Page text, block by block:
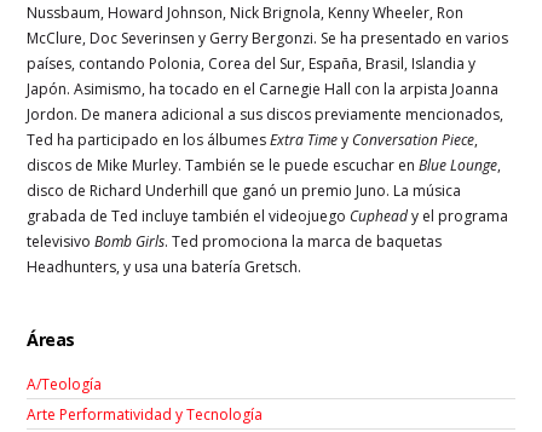
Nussbaum, Howard Johnson, Nick Brignola, Kenny Wheeler, Ron
McClure, Doc Severinsen y Gerry Bergonzi. Se ha presentado en varios
países, contando Polonia, Corea del Sur, España, Brasil, Islandia y
Japón. Asimismo, ha tocado en el Carnegie Hall con la arpista Joanna
Jordon. De manera adicional a sus discos previamente mencionados,
Ted ha participado en los álbumesExtra Timey Conversation Piece,
discos de Mike Murley. También se le puede escuchar enBlue Lounge,
disco de Richard Underhill que ganó un premio Juno. La música
grabada de Ted incluye también el videojuego Cupheady el programa
televisivoBomb Girls. Ted promociona la marca de baquetas
Headhunters, y usa una batería Gretsch.
Áreas
A/Teología
Arte Performatividad y Tecnología